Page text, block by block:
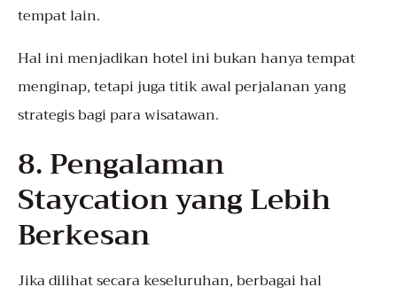
tempat lain.
Hal ini menjadikan hotel ini bukan hanya tempat
menginap, tetapi juga titik awal perjalanan yang
strategis bagi para wisatawan.
8. Pengalaman
Staycation yang Lebih
Berkesan
Jika dilihat secara keseluruhan, berbagai hal